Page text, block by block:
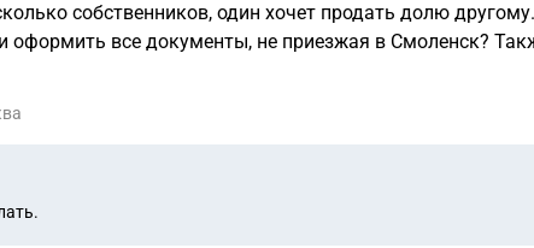
собственников, один хочет продать долю
все документы, не приезжая в Смоленск?
продает продать долю не платя долги по ЖКХ(т.к.